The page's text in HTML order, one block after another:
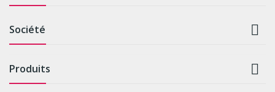
Société 
Produits 